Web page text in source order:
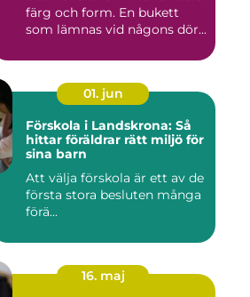
färg och form. En bukett
som lämnas vid någons dör...
01. jun
Förskola i Landskrona: Så
hittar föräldrar rätt miljö för
sina barn
Att välja förskola är ett av de
första stora besluten många
förä...
16. maj